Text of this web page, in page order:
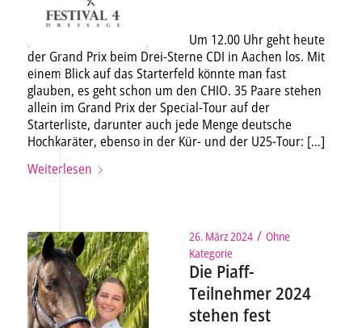
Um 12.00 Uhr geht heute
der Grand Prix beim Drei-Sterne CDI in Aachen los. Mit
einem Blick auf das Starterfeld könnte man fast
glauben, es geht schon um den CHIO. 35 Paare stehen
allein im Grand Prix der Special-Tour auf der
Starterliste, darunter auch jede Menge deutsche
Hochkaräter, ebenso in der Kür- und der U25-Tour: […]
Weiterlesen
26. März 2024 / Ohne
Kategorie
Die Piaff-
Teilnehmer 2024
stehen fest